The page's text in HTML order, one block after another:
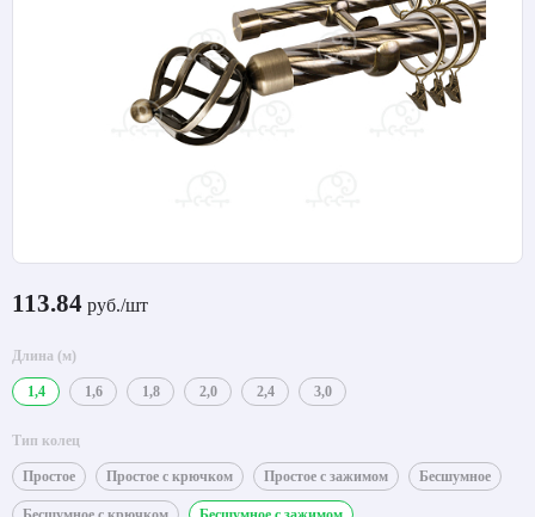
113.84 руб./шт
Длина (м)
1,4 1,6 1,8 2,0 2,4 3,0
Тип колец
Простое Простое с крючком Простое с зажимом Бесшумное